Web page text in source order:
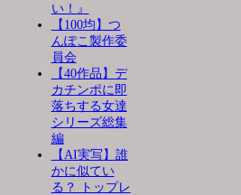
い！』
【100均】つ
んぽこ製作委
員会
【40作品】デ
カチンポに即
落ちする女達
シリーズ総集
編
【AI実写】誰
かに似てい
る？ トップレ